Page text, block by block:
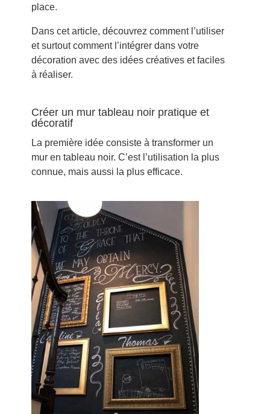
place.
Dans cet article, découvrez comment l’utiliser
et surtout comment l’intégrer dans votre
décoration avec des idées créatives et faciles
à réaliser.
Créer un mur tableau noir pratique et
décoratif
La première idée consiste à transformer un
mur en tableau noir. C’est l’utilisation la plus
connue, mais aussi la plus efficace.